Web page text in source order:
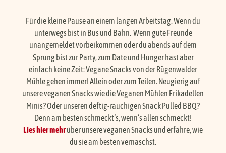
Karriere
FAQ
Presse
Service
Für die kleine Pause an einem langen Arbeitstag. Wenn du
unterwegs bist in Bus und Bahn. Wenn gute Freunde
unangemeldet vorbeikommen oder du abends auf dem
Sprung bist zur Party, zum Date und Hunger hast aber
einfach keine Zeit: Vegane Snacks von der Rügenwalder
Mühle gehen immer! Allein oder zum Teilen. Neugierig auf
unsere veganen Snacks wie die Veganen Mühlen Frikadellen
Minis? Oder unseren deftig-rauchigen Snack Pulled BBQ?
Denn am besten schmeckt’s, wenn’s allen schmeckt!
Lies hier mehrüber unsere veganen Snacks und erfahre, wie
du sie am besten vernaschst.